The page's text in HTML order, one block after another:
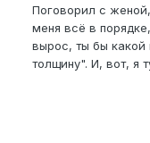
Поговорил с
меня всё в
вырос, ты бы какой
толщину". И, вот, я